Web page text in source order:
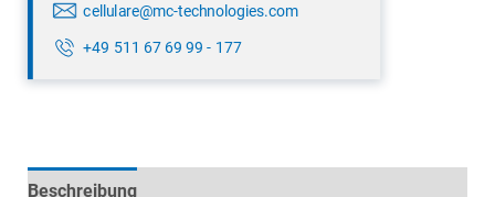
cellulare@mc-technologies.com
+49 511 67 69 99 - 177
Beschreibung